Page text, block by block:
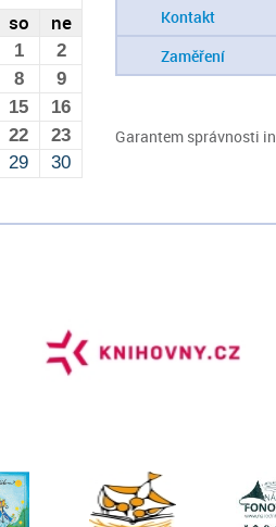
Kontakt
Zaměření
Garantem správnosti
so ne
1
2
8
9
15
16
22
23
29
30